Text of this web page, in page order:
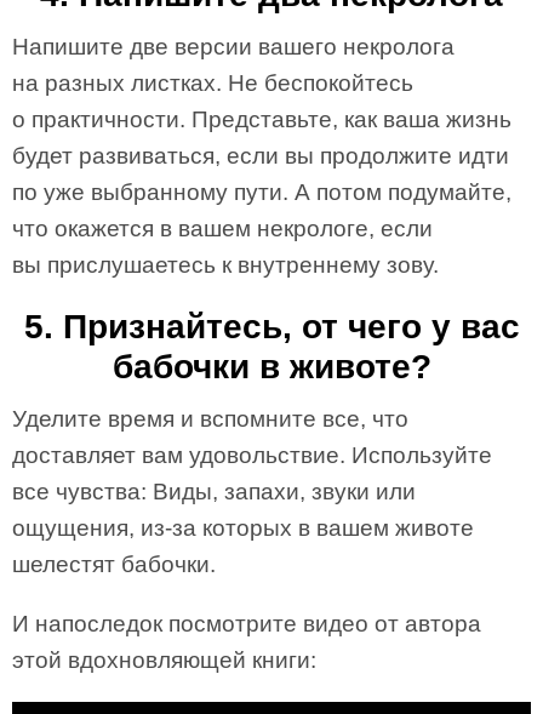
Напишите две версии вашего некролога
на разных листках. Не беспокойтесь
о практичности. Представьте, как ваша жизнь
будет развиваться, если вы продолжите идти
по уже выбранному пути. А потом подумайте,
что окажется в вашем некрологе, если
вы прислушаетесь к внутреннему зову.
5. Признайтесь, от чего у вас
бабочки в животе?
Уделите время и вспомните все, что
доставляет вам удовольствие. Используйте
все чувства: Виды, запахи, звуки или
ощущения, из-за которых в вашем животе
шелестят бабочки.
И напоследок посмотрите видео от автора
этой вдохновляющей книги: